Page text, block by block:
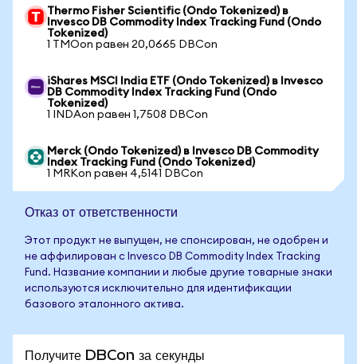
Thermo Fisher Scientific (Ondo Tokenized) в
Invesco DB Commodity Index Tracking Fund (Ondo
Tokenized)
1 TMOon равен 20,0665 DBCon
iShares MSCI India ETF (Ondo Tokenized) в Invesco
DB Commodity Index Tracking Fund (Ondo
Tokenized)
1 INDAon равен 1,7508 DBCon
Merck (Ondo Tokenized) в Invesco DB Commodity
Index Tracking Fund (Ondo Tokenized)
1 MRKon равен 4,5141 DBCon
Отказ от ответственности
Этот продукт не выпущен, не спонсирован, не одобрен и
не аффилирован с Invesco DB Commodity Index Tracking
Fund. Название компании и любые другие товарные знаки
используются исключительно для идентификации
базового эталонного актива.
Получите DBCon за секунды